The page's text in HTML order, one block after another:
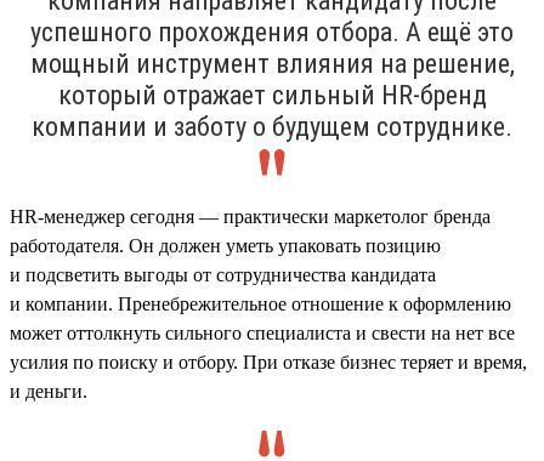
успешного прохождения отбора. А ещё это
мощный инструмент влияния на решение,
который отражает сильный HR-бренд
компании и заботу о будущем сотруднике.
HR-менеджер сегодня — практически маркетолог бренда
работодателя. Он должен уметь упаковать позицию
и подсветить выгоды от сотрудничества кандидата
и компании. Пренебрежительное отношение к оформлению
может оттолкнуть сильного специалиста и свести на нет все
усилия по поиску и отбору. При отказе бизнес теряет и время,
и деньги.